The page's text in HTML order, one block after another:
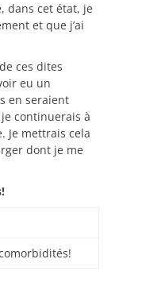
dans cet état, je
et que j’ai
ces dites
eu un
en seraient
continuerais à
Je mettrais cela
dont je me